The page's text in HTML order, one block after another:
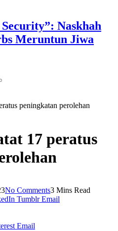
Security”: Naskhah
Meruntun Jiwa
peningkatan perolehan
17 peratus
No Comments3 Mins Read
Tumblr Email
Email